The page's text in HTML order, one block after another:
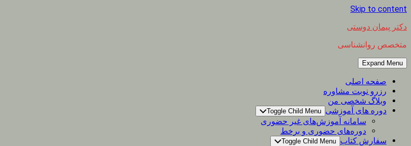
Skip to content
دکتر پیمان دوستی
متخصص روانشناسی
Expand Menu
صفحه اصلی
رزرو نوبت مشاوره
وبلاگ شخصی من
دوره های آموزشی Toggle Child Menu
سامانه آموزش‌های غیر حضوری
دوره‌های حضوری و برخط
سفارش کتاب Toggle Child Menu